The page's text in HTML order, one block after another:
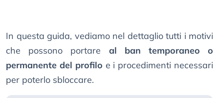
In questa guida, vediamo nel dettaglio tutti i motivi
che possono portare al ban temporaneo o
permanente del profilo e i procedimenti necessari
per poterlo sbloccare.